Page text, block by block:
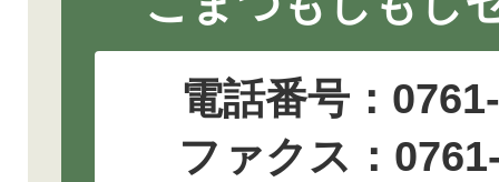
電話番号：
ファクス：